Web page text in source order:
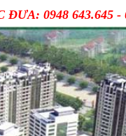
ĐƯA: 0948 643.645 -